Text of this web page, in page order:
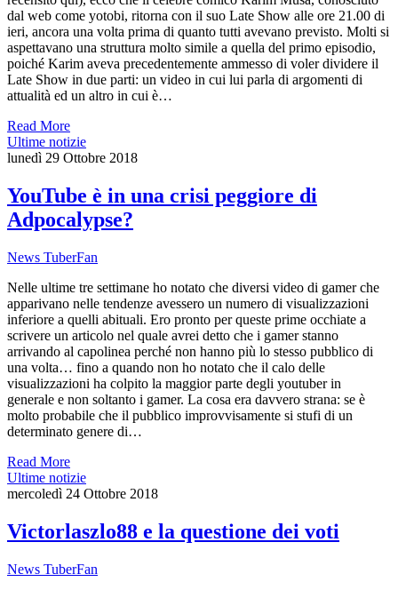
dal web come yotobi, ritorna con il suo Late Show alle ore 21.00 di
ieri, ancora una volta prima di quanto tutti avevano previsto. Molti si
aspettavano una struttura molto simile a quella del primo episodio,
poiché Karim aveva precedentemente ammesso di voler dividere il
Late Show in due parti: un video in cui lui parla di argomenti di
attualità ed un altro in cui è…
Read More
Ultime notizie
lunedì 29 Ottobre 2018
YouTube è in una crisi peggiore di
Adpocalypse?
News TuberFan
Nelle ultime tre settimane ho notato che diversi video di gamer che
apparivano nelle tendenze avessero un numero di visualizzazioni
inferiore a quelli abituali. Ero pronto per queste prime occhiate a
scrivere un articolo nel quale avrei detto che i gamer stanno
arrivando al capolinea perché non hanno più lo stesso pubblico di
una volta… fino a quando non ho notato che il calo delle
visualizzazioni ha colpito la maggior parte degli youtuber in
generale e non soltanto i gamer. La cosa era davvero strana: se è
molto probabile che il pubblico improvvisamente si stufi di un
determinato genere di…
Read More
Ultime notizie
mercoledì 24 Ottobre 2018
Victorlaszlo88 e la questione dei voti
News TuberFan